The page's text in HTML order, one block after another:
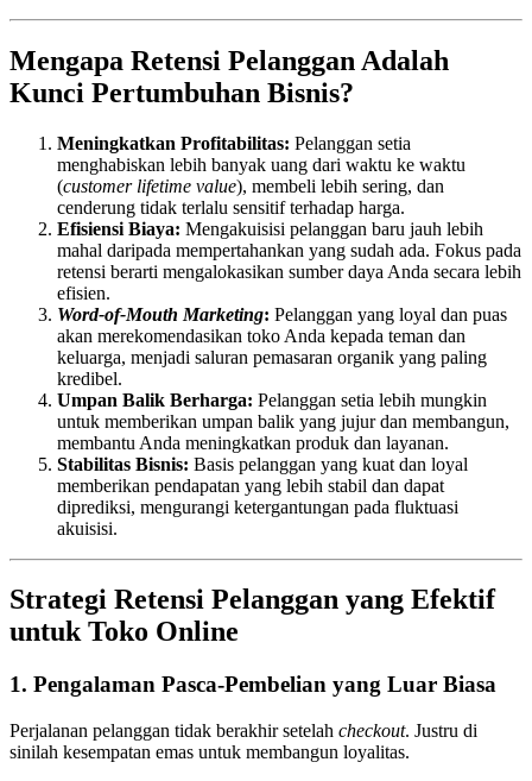
Mengapa Retensi Pelanggan Adalah
Kunci Pertumbuhan Bisnis?
Meningkatkan Profitabilitas: Pelanggan setia
menghabiskan lebih banyak uang dari waktu ke waktu
(customer lifetime value), membeli lebih sering, dan
cenderung tidak terlalu sensitif terhadap harga.
Efisiensi Biaya: Mengakuisisi pelanggan baru jauh lebih
mahal daripada mempertahankan yang sudah ada. Fokus pada
retensi berarti mengalokasikan sumber daya Anda secara lebih
efisien.
Word-of-Mouth Marketing: Pelanggan yang loyal dan puas
akan merekomendasikan toko Anda kepada teman dan
keluarga, menjadi saluran pemasaran organik yang paling
kredibel.
Umpan Balik Berharga: Pelanggan setia lebih mungkin
untuk memberikan umpan balik yang jujur dan membangun,
membantu Anda meningkatkan produk dan layanan.
Stabilitas Bisnis: Basis pelanggan yang kuat dan loyal
memberikan pendapatan yang lebih stabil dan dapat
diprediksi, mengurangi ketergantungan pada fluktuasi
akuisisi.
Strategi Retensi Pelanggan yang Efektif
untuk Toko Online
1. Pengalaman Pasca-Pembelian yang Luar Biasa
Perjalanan pelanggan tidak berakhir setelah checkout. Justru di
sinilah kesempatan emas untuk membangun loyalitas.